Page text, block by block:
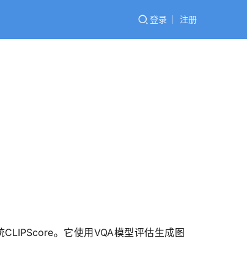
登录 注册
。它使用VQA模型评估生成图